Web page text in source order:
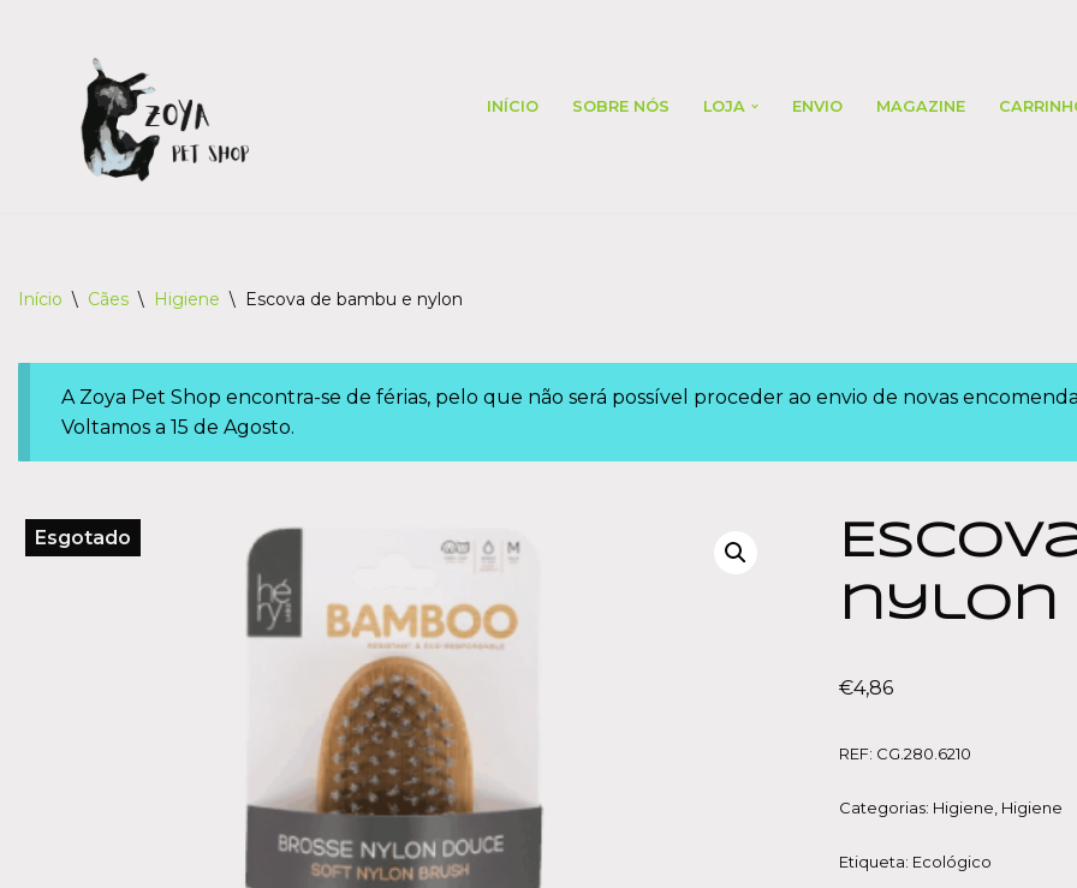
content
INÍCIO SOBRE NÓS LOJA ENVIO MAGAZINE
Início \ Cães \ Higiene \ Escova de bambu e nylon
A Zoya Pet Shop encontra-se de férias, pelo que não será possível proceder ao envio de novas
Voltamos a 15 de Agosto.
Esgotado
nylon
€4,86
REF: CG.280.6210
Categorias: Higiene Higiene
Etiqueta: Ecológico